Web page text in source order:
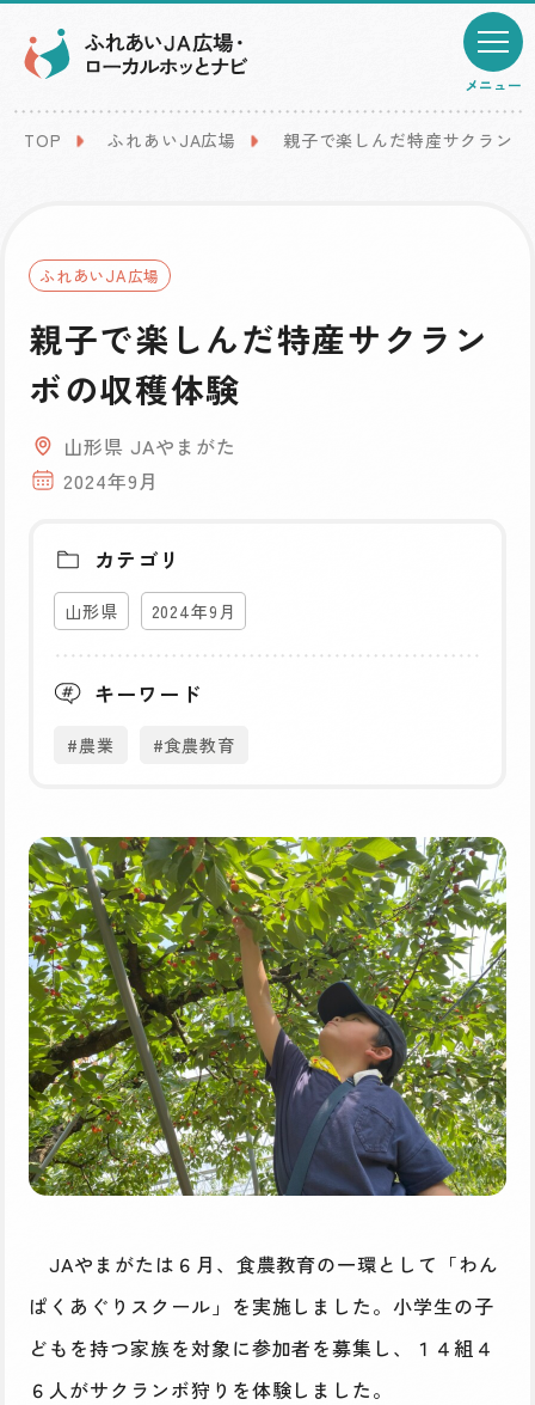
メニュー
TOP ふれあいJA広場 親子で楽しんだ特産サクラン
ふれあいJA広場
親子で楽しんだ特産サクラン
ボの収穫体験
山形県 JAやまがた
2024年9月
カテゴリ
山形県 2024年9月
キーワード
#農業 #食農教育
JAやまがたは６月、食農教育の一環として「わん
ぱくあぐりスクール」を実施しました。小学生の子
どもを持つ家族を対象に参加者を募集し、１４組４
６人がサクランボ狩りを体験しました。